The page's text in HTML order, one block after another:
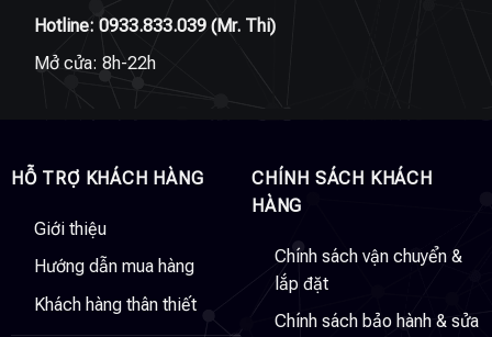
Hotline: 0933.833.039(Mr. Thi)
Mở cửa: 8h-22h
HỖ TRỢ KHÁCH HÀNG
Giới thiệu
Hướng dẫn mua hàng
Khách hàng thân thiết
CHÍNH SÁCH KHÁCH
HÀNG
Chính sách vận chuyển &
lắp đặt
Chính sách bảo hành & sửa